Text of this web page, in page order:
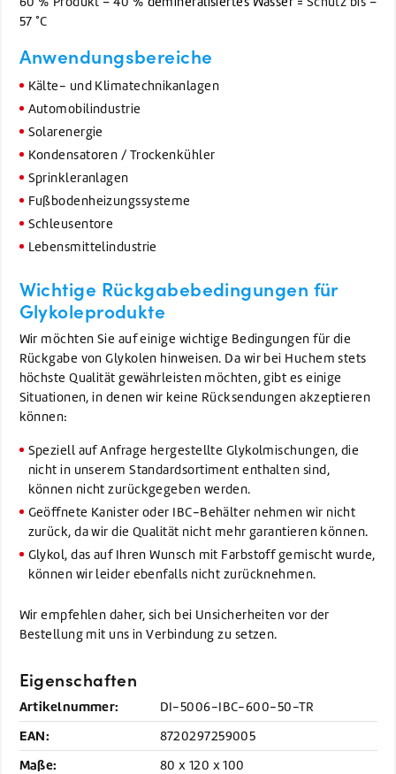
57 °C
Anwendungsbereiche
Kälte- und Klimatechnikanlagen
Automobilindustrie
Solarenergie
Kondensatoren / Trockenkühler
Sprinkleranlagen
Fußbodenheizungssysteme
Schleusentore
Lebensmittelindustrie
Wichtige Rückgabebedingungen für
Glykoleprodukte
Wir möchten Sie auf einige wichtige Bedingungen für die
Rückgabe von Glykolen hinweisen. Da wir bei Huchem stets
höchste Qualität gewährleisten möchten, gibt es einige
Situationen, in denen wir keine Rücksendungen akzeptieren
können:
Speziell auf Anfrage hergestellte Glykolmischungen, die
nicht in unserem Standardsortiment enthalten sind,
können nicht zurückgegeben werden.
Geöffnete Kanister oder IBC-Behälter nehmen wir nicht
zurück, da wir die Qualität nicht mehr garantieren können.
Glykol, das auf Ihren Wunsch mit Farbstoff gemischt wurde,
können wir leider ebenfalls nicht zurücknehmen.
Wir empfehlen daher, sich bei Unsicherheiten vor der
Bestellung mit uns in Verbindung zu setzen.
Eigenschaften
Artikelnummer: DI-5006-IBC-600-50-TR
EAN: 8720297259005
Maße: 80 x 120 x 100